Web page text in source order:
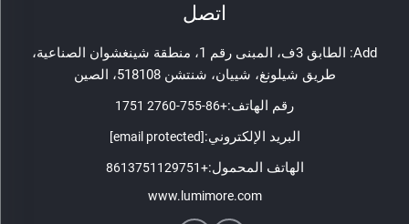
اتصل
Add: الطابق 3ف، المبنى رقم 1، منطقة شينغشوان الصناعية،
طريق شيلونغ، شييان، شنتشن 518108، الصين
رقم الهاتف:+86-755-2760 1751
البريد الإلكتروني:[email protected]
الهاتف المحمول:+8613751129751
www.lumimore.com